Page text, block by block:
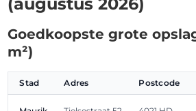
Goedkoopste grote
m²)
Stad Adres Postcode